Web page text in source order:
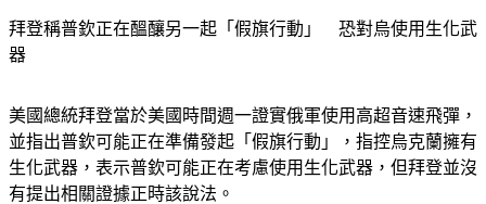
拜登稱普欽正在醞釀另一起「假旗行動」　恐對烏使用生化武
器
美國總統拜登當於美國時間週一證實俄軍使用高超音速飛彈，
並指出普欽可能正在準備發起「假旗行動」，指控烏克蘭擁有
生化武器，表示普欽可能正在考慮使用生化武器，但拜登並沒
有提出相關證據正時該說法。